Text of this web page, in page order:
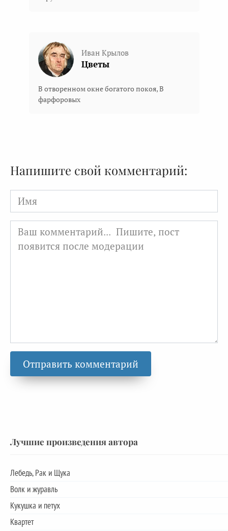
Иван Крылов
Цветы
В отворенном окне богатого покоя, В
фарфоровых
Напишите свой комментарий:
Имя
Лучшие произведения автора
Лебедь, Рак и Щука
Волк и журавль
Кукушка и петух
Квартет